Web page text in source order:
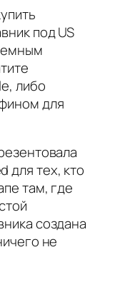
под US
либо
для
для тех, кто
там, где
создана
не